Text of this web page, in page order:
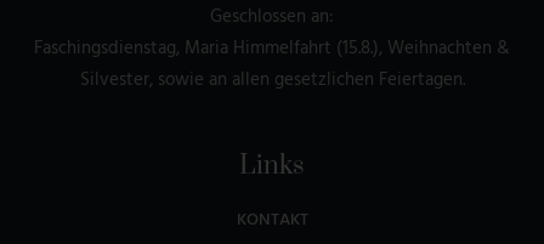
Geschlossen an:
Faschingsdienstag, Maria Himmelfahrt (15.8.), Weihnachten &
Silvester, sowie an allen gesetzlichen Feiertagen.
Links
KONTAKT